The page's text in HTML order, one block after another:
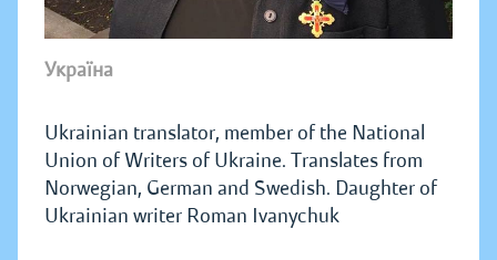
Україна
Ukrainian translator, member of the National
Union of Writers of Ukraine. Translates from
Norwegian, German and Swedish. Daughter of
Ukrainian writer Roman Ivanychuk